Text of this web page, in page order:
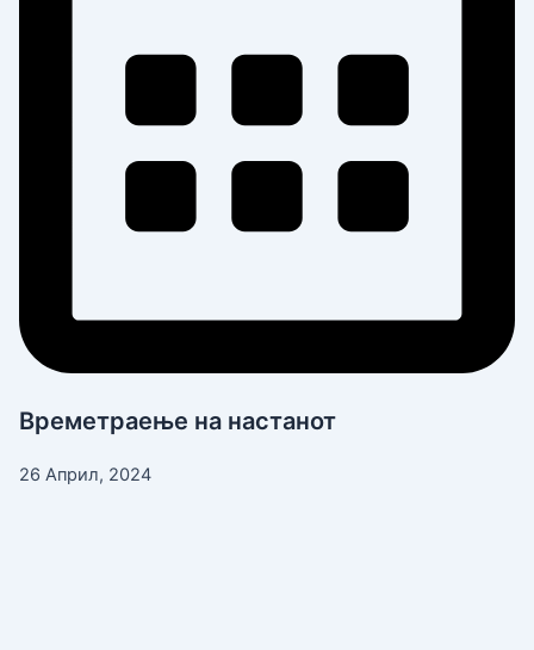
Времетраење на настанот
26 Април, 2024